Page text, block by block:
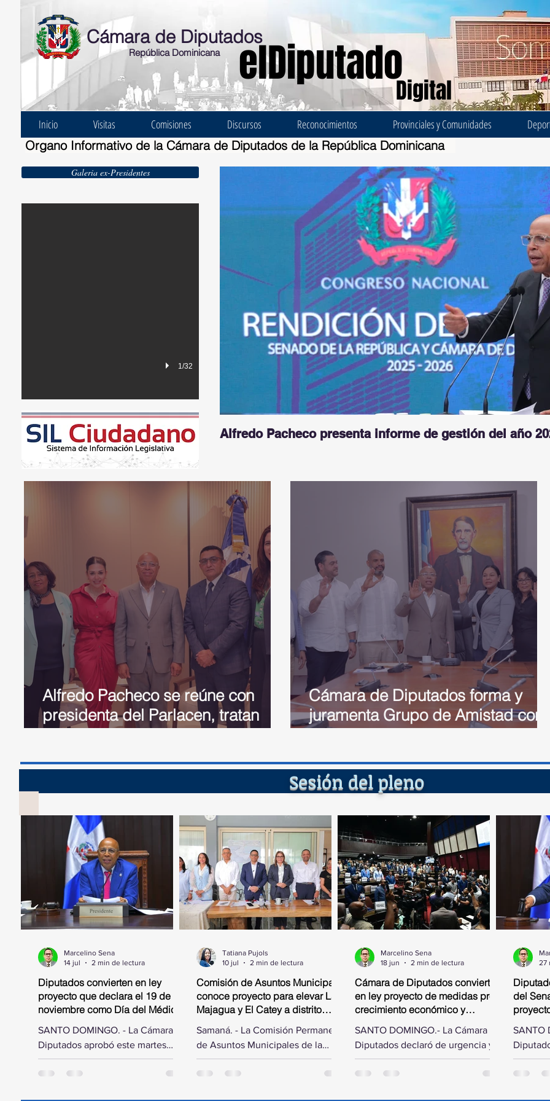
Digital
elDiputado
Cámara de Diputados
República Dominicana
Inicio Visitas Comisiones Discursos Reconocimientos Provinciales y Comunidades
Organo Informativo de la Cámara de Diputados de la República Dominicana
Galeria ex-Presidentes
Ernesto Bonelli Burgos 1924-1930
1/32
Alfredo Pacheco presenta informe de gestión del año
Alfredo Pacheco se reúne con
presidenta del Parlacen, tratan
temas migratorios y de
Cámara de Diputados forma y
juramenta Grupo de Amistad con
Parlacen
Sesión del
Diputados convierten en ley
proyecto que declara el 19 de
noviembre como Día del Médico
SANTO DOMINGO. - La Cámara de
Diputados aprobó este martes
acoger las modificaciones hechas
por el Senado de la República al
Marcelino Sena
14 jul
2 min de lectura
Comisión de Asuntos Municipales
conoce proyecto para elevar La
Majagua y El Catey a distrito
Samaná. - La Comisión Permanente
de Asuntos Municipales de la
Cámara de Diputados, presidida
por el diputado Elías Matos, se
Tatiana Pujols
10 jul
2 min de lectura
Cámara de Diputados convierte
en ley proyecto de medidas pro-
crecimiento económico y
SANTO DOMINGO.- La Cámara de
Diputados declaró de urgencia y
convirtió en ley este jueves, al
aprobarlo en dos discusiones
Marcelino Sena
18 jun
2 min de lectura
del
SANTO
las
Senado
27